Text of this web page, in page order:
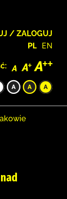
/ ZALOGUJ
PL EN